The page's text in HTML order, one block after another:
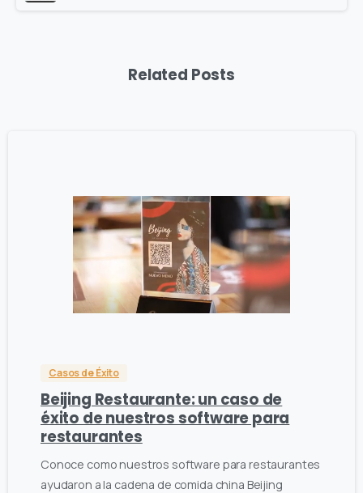
Related Posts
2
Casos de Éxito
Beijing Restaurante: un caso de
éxito de nuestros software para
restaurantes
Conoce como nuestros software para restaurantes
ayudaron a la cadena de comida china Beijing